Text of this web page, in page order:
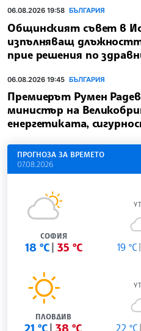
06.08.2026 19:58 БЪЛГАРИЯ
Общинският съвет в
изпълняващ
прие решения по
06.08.2026 19:45 БЪЛГАРИЯ
Премиерът Румен
министър на
енергетиката,
ПРОГНОЗА ЗА ВРЕМЕТО
07.08.2026
СОФИЯ
18 °C 35 °C 19 °C
ПЛОВДИВ
21 °C 38 °C 22 °C